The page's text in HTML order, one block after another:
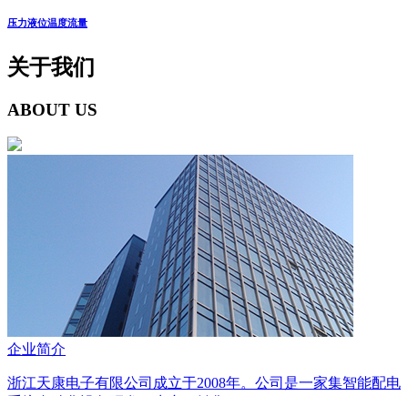
压力液位温度流量
关于我们
ABOUT US
企业简介
浙江天康电子有限公司成立于2008年。公司是一家集智能配电